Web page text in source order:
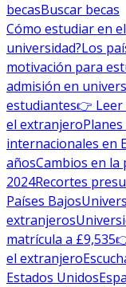
becasBuscar becas
Cómo estudiar en
universidad?Los
motivación para
admisión en
estudiantes👉 Leer
el extranjero
internacionales en
añosCambios en la
2024Recortes
Países Bajos
extranjeros
matrícula a £9,535
el extranjero
Estados Unidos